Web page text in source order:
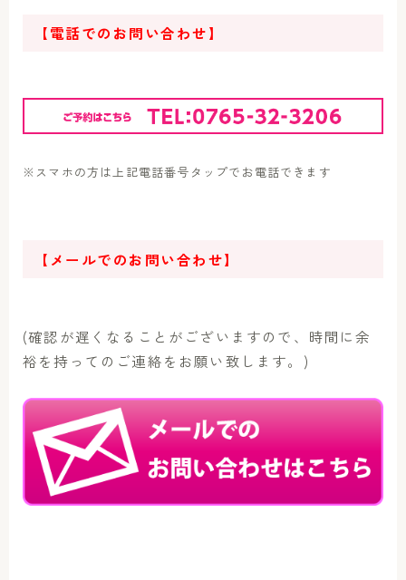
【電話でのお問い合わせ】
※スマホの方は上記電話番号タップでお電話できます
【メールでのお問い合わせ】
(確認が遅くなることがございますので、時間に余
裕を持ってのご連絡をお願い致します。)